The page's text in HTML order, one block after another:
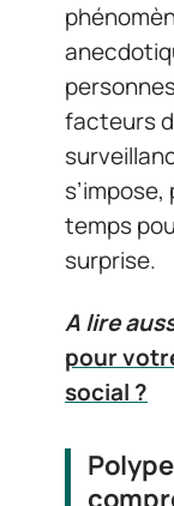
facteurs
temps
surprise.
A lire
pour
social ?